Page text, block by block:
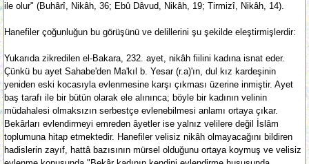
ile olur" (Buhârî, Nikâh, 36; Ebû Dâvud, Nikâh, 19; Tirmizî, Nikâh, 14).
Hanefiler çoğunluğun bu görüşünü ve delillerini şu şekilde eleştirmişlerdir:
Yukarıda zikredilen el-Bakara, 232. ayet, nikâh fiilini kadına isnat eder.
Çünkü bu ayet Sahabe'den Ma'kıl b. Yesar (r.a)'ın, dul kız kardeşinin
yeniden eski kocasıyla evlenmesine karşı çıkması üzerine inmiştir. Ayet
baş tarafı ile bir bütün olarak ele alınınca; böyle bir kadının velinin
müdahalesi olmaksızın serbestçe evlenebilmesi anlamı ortaya çıkar.
Bekârları evlendirmeyi emreden âyetler ise yalnız velilere değil İslâm
toplumuna hitap etmektedir. Hanefiler velisiz nikâh olmayacağını bildiren
hadislerin zayıf, hattâ bazısının mürsel olduğunu ortaya koymuş ve velisiz